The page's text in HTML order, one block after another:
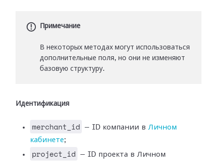
Примечание
В некоторых методах могут использоваться
дополнительные поля, но они не изменяют
базовую структуру.
Идентификация
merchant_id — ID компании в Личном
кабинете;
project_id
— ID проекта в Личном